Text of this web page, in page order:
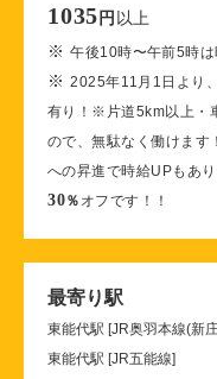
1035 円 以上
※午後10時〜午前5時
※2025年11月1日より
有り！※片道5km以上・
ので、無駄なく働けます
への昇進で時給UPもあ
30％ オフです！！
最寄り駅
東能代駅 [JR奥羽本線(新
東能代駅 [JR五能線]